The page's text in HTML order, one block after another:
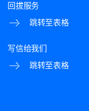
回拔服务
跳转至表格
写信给我们
跳转至表格